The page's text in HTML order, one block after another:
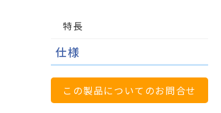
特長
仕様
この製品についてのお問合せ